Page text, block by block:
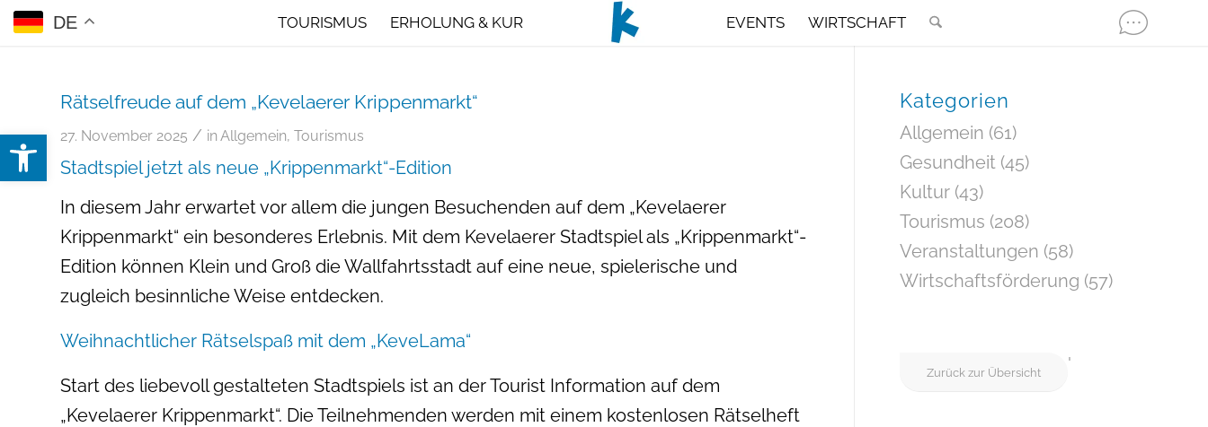
Open toolbar
TOURISMUS ERHOLUNG & KUR EVENTS WIRTSCHAFT
Rätselfreude auf dem „Kevelaerer Krippenmarkt“
27. November 2025 / in Allgemein, Tourismus
Stadtspiel jetzt als neue „Krippenmarkt“-Edition
In diesem Jahr erwartet vor allem die jungen Besuchenden auf dem „Kevelaerer
Krippenmarkt“ ein besonderes Erlebnis. Mit dem Kevelaerer Stadtspiel als „Krippenmarkt“-
Edition können Klein und Groß die Wallfahrtsstadt auf eine neue, spielerische und
zugleich besinnliche Weise entdecken.
Weihnachtlicher Rätselspaß mit dem „KeveLama“
Start des liebevoll gestalteten Stadtspiels ist an der Tourist Information auf dem
„Kevelaerer Krippenmarkt“. Die Teilnehmenden werden mit einem kostenlosen Rätselheft
Kategorien
Allgemein (61)
Gesundheit (45)
Kultur (43)
Tourismus (208)
Veranstaltungen (58)
Wirtschaftsförderung (57)
Zurück zur Übersicht '
DE